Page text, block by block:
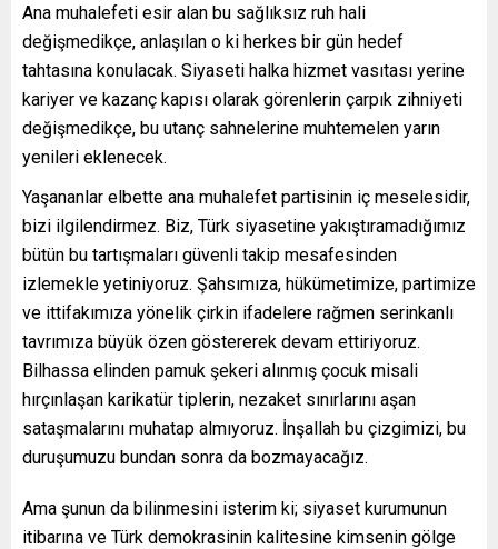
Ana muhalefeti esir alan bu sağlıksız ruh hali
değişmedikçe, anlaşılan o ki herkes bir gün hedef
tahtasına konulacak. Siyaseti halka hizmet vasıtası yerine
kariyer ve kazanç kapısı olarak görenlerin çarpık zihniyeti
değişmedikçe, bu utanç sahnelerine muhtemelen yarın
yenileri eklenecek.
Yaşananlar elbette ana muhalefet partisinin iç meselesidir,
bizi ilgilendirmez. Biz, Türk siyasetine yakıştıramadığımız
bütün bu tartışmaları güvenli takip mesafesinden
izlemekle yetiniyoruz. Şahsımıza, hükümetimize, partimize
ve ittifakımıza yönelik çirkin ifadelere rağmen serinkanlı
tavrımıza büyük özen göstererek devam ettiriyoruz.
Bilhassa elinden pamuk şekeri alınmış çocuk misali
hırçınlaşan karikatür tiplerin, nezaket sınırlarını aşan
sataşmalarını muhatap almıyoruz. İnşallah bu çizgimizi, bu
duruşumuzu bundan sonra da bozmayacağız.
Ama şunun da bilinmesini isterim ki; siyaset kurumunun
itibarına ve Türk demokrasinin kalitesine kimsenin gölge